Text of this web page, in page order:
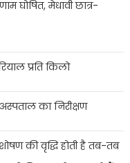
घोषित, मेधावी छात्र-
प्रति किलो
का निरीक्षण
की वृद्धि होती है तब-तब